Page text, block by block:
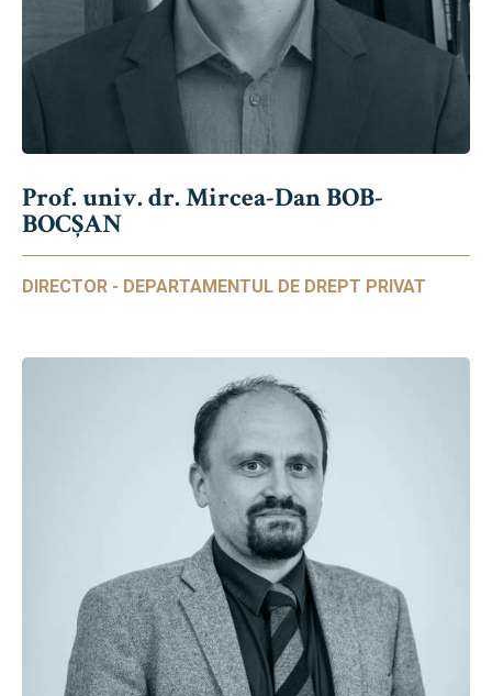
Prof. univ. dr. Mircea-Dan BOB-
BOCȘAN
DIRECTOR - DEPARTAMENTUL DE DREPT PRIVAT